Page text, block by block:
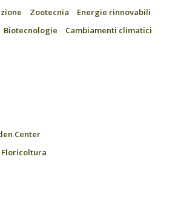
Zootecnia
Energie rinnovabili
Biotecnologie
Cambiamenti climatici
Center